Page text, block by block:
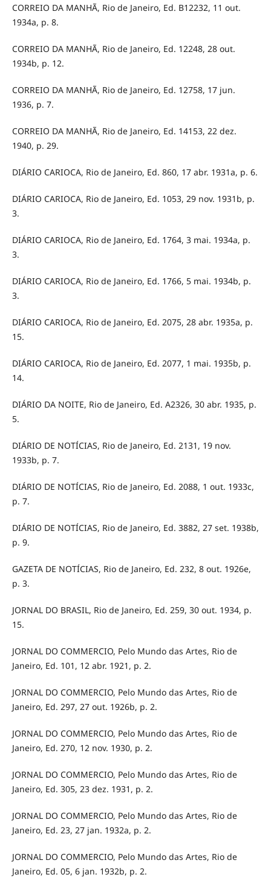
CORREIO DA MANHÃ, Rio de Janeiro, Ed. B12232, 11 out.
1934a, p. 8.
CORREIO DA MANHÃ, Rio de Janeiro, Ed. 12248, 28 out.
1934b, p. 12.
CORREIO DA MANHÃ, Rio de Janeiro, Ed. 12758, 17 jun.
1936, p. 7.
CORREIO DA MANHÃ, Rio de Janeiro, Ed. 14153, 22 dez.
1940, p. 29.
DIÁRIO CARIOCA, Rio de Janeiro, Ed. 860, 17 abr. 1931a, p. 6.
DIÁRIO CARIOCA, Rio de Janeiro, Ed. 1053, 29 nov. 1931b, p.
3.
DIÁRIO CARIOCA, Rio de Janeiro, Ed. 1764, 3 mai. 1934a, p.
3.
DIÁRIO CARIOCA, Rio de Janeiro, Ed. 1766, 5 mai. 1934b, p.
3.
DIÁRIO CARIOCA, Rio de Janeiro, Ed. 2075, 28 abr. 1935a, p.
15.
DIÁRIO CARIOCA, Rio de Janeiro, Ed. 2077, 1 mai. 1935b, p.
14.
DIÁRIO DA NOITE, Rio de Janeiro, Ed. A2326, 30 abr. 1935, p.
5.
DIÁRIO DE NOTÍCIAS, Rio de Janeiro, Ed. 2131, 19 nov.
1933b, p. 7.
DIÁRIO DE NOTÍCIAS, Rio de Janeiro, Ed. 2088, 1 out. 1933c,
p. 7.
DIÁRIO DE NOTÍCIAS, Rio de Janeiro, Ed. 3882, 27 set. 1938b,
p. 9.
GAZETA DE NOTÍCIAS, Rio de Janeiro, Ed. 232, 8 out. 1926e,
p. 3.
JORNAL DO BRASIL, Rio de Janeiro, Ed. 259, 30 out. 1934, p.
15.
JORNAL DO COMMERCIO, Pelo Mundo das Artes, Rio de
Janeiro, Ed. 101, 12 abr. 1921, p. 2.
JORNAL DO COMMERCIO, Pelo Mundo das Artes, Rio de
Janeiro, Ed. 297, 27 out. 1926b, p. 2.
JORNAL DO COMMERCIO, Pelo Mundo das Artes, Rio de
Janeiro, Ed. 270, 12 nov. 1930, p. 2.
JORNAL DO COMMERCIO, Pelo Mundo das Artes, Rio de
Janeiro, Ed. 305, 23 dez. 1931, p. 2.
JORNAL DO COMMERCIO, Pelo Mundo das Artes, Rio de
Janeiro, Ed. 23, 27 jan. 1932a, p. 2.
JORNAL DO COMMERCIO, Pelo Mundo das Artes, Rio de
Janeiro, Ed. 05, 6 jan. 1932b, p. 2.